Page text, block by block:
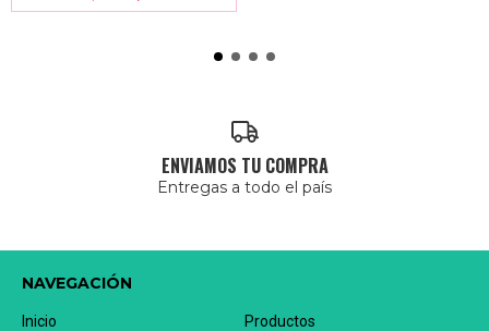
ENVIAMOS TU COMPRA
Entregas a todo el país
NAVEGACIÓN
Inicio Productos